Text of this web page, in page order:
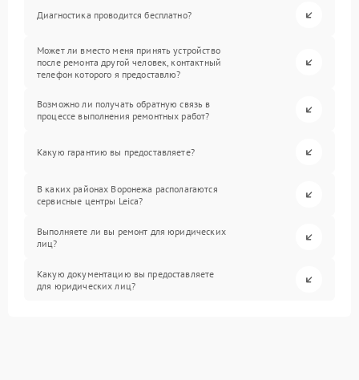
Диагностика проводится бесплатно?
Может ли вместо меня принять устройство
после ремонта другой человек, контактный
телефон которого я предоставлю?
Возможно ли получать обратную связь в
процессе выполнения ремонтных работ?
Какую гарантию вы предоставляете?
В каких районах Воронежа располагаются
сервисные центры Leica?
Выполняете ли вы ремонт для юридических
лиц?
Какую документацию вы предоставляете
для юридических лиц?